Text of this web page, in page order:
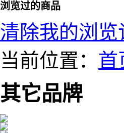
浏览过的商品
清除我的浏览
当前位置： 首
其它品牌